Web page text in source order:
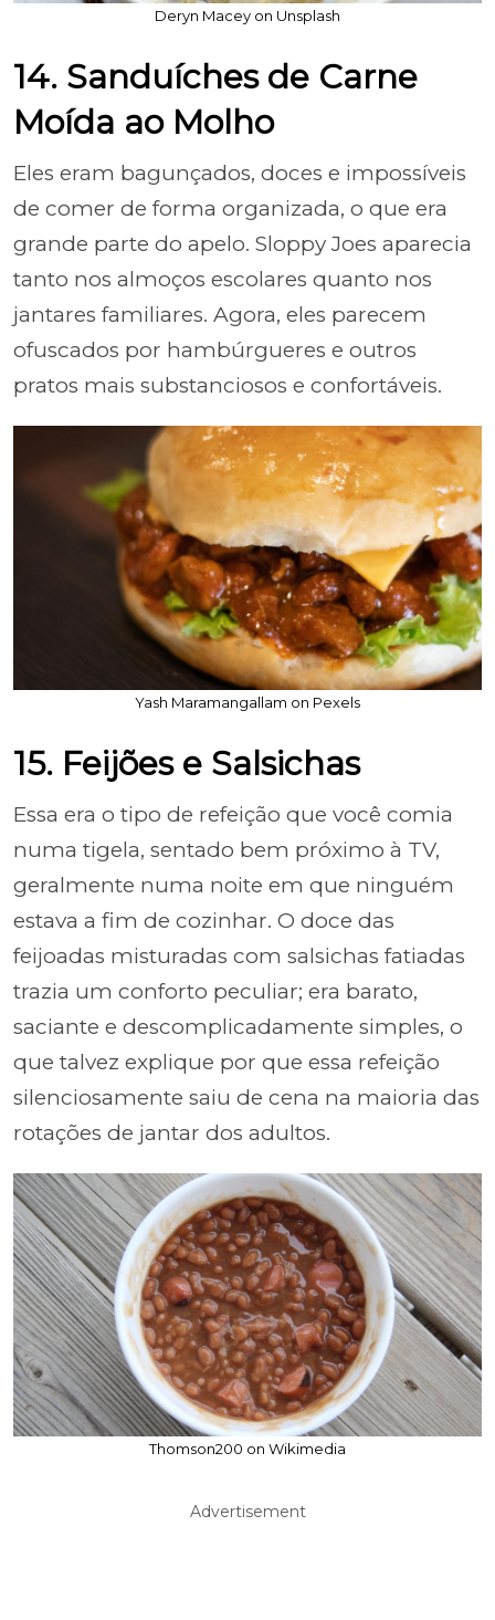
Deryn Macey on Unsplash
14. Sanduíches de Carne
Moída ao Molho
Eles eram bagunçados, doces e impossíveis
de comer de forma organizada, o que era
grande parte do apelo. Sloppy Joes aparecia
tanto nos almoços escolares quanto nos
jantares familiares. Agora, eles parecem
ofuscados por hambúrgueres e outros
pratos mais substanciosos e confortáveis.
Yash Maramangallam on Pexels
15. Feijões e Salsichas
Essa era o tipo de refeição que você comia
numa tigela, sentado bem próximo à TV,
geralmente numa noite em que ninguém
estava a fim de cozinhar. O doce das
feijoadas misturadas com salsichas fatiadas
trazia um conforto peculiar; era barato,
saciante e descomplicadamente simples, o
que talvez explique por que essa refeição
silenciosamente saiu de cena na maioria das
rotações de jantar dos adultos.
Thomson200 on Wikimedia
Advertisement